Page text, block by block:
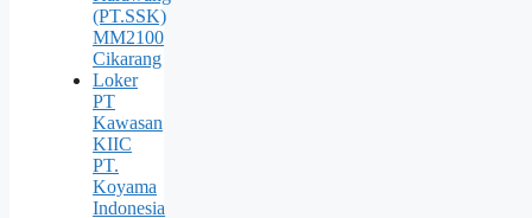
(PT.SSK)
MM2100
Cikarang
Loker
PT
Kawasan
KIIC
PT.
Koyama
Indonesia